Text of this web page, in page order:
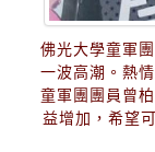
佛光大學童軍
一波高潮。熱
童軍團團員曾
益增加，希望